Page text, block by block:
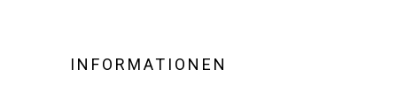
INFORMATIONEN